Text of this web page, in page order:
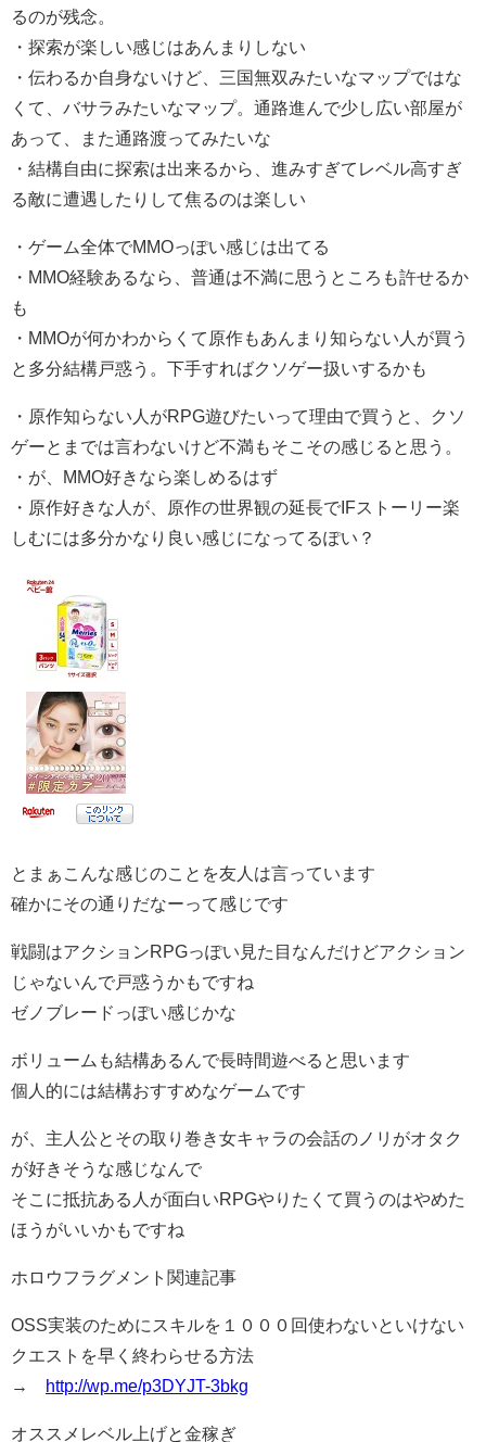
るのが残念。
・探索が楽しい感じはあんまりしない
・伝わるか自身ないけど、三国無双みたいなマップではな
くて、バサラみたいなマップ。通路進んで少し広い部屋が
あって、また通路渡ってみたいな
・結構自由に探索は出来るから、進みすぎてレベル高すぎ
る敵に遭遇したりして焦るのは楽しい
・ゲーム全体でMMOっぽい感じは出てる
・MMO経験あるなら、普通は不満に思うところも許せるか
も
・MMOが何かわからくて原作もあんまり知らない人が買う
と多分結構戸惑う。下手すればクソゲー扱いするかも
・原作知らない人がRPG遊びたいって理由で買うと、クソ
ゲーとまでは言わないけど不満もそこその感じると思う。
・が、MMO好きなら楽しめるはず
・原作好きな人が、原作の世界観の延長でIFストーリー楽
しむには多分かなり良い感じになってるぽい？
とまぁこんな感じのことを友人は言っています
確かにその通りだなーって感じです
戦闘はアクションRPGっぽい見た目なんだけどアクション
じゃないんで戸惑うかもですね
ゼノブレードっぽい感じかな
ボリュームも結構あるんで長時間遊べると思います
個人的には結構おすすめなゲームです
が、主人公とその取り巻き女キャラの会話のノリがオタク
が好きそうな感じなんで
そこに抵抗ある人が面白いRPGやりたくて買うのはやめた
ほうがいいかもですね
ホロウフラグメント関連記事
OSS実装のためにスキルを１０００回使わないといけない
クエストを早く終わらせる方法
→
http://wp.me/p3DYJT-3bkg
オススメレベル上げと金稼ぎ